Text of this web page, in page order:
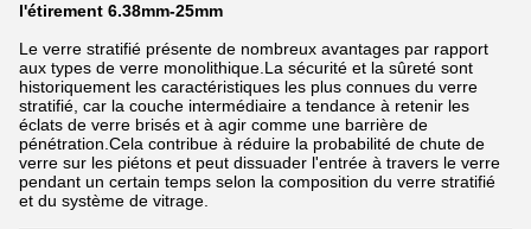
l'étirement 6.38mm-25mm
Le verre stratifié présente de nombreux avantages par rapport
aux types de verre monolithique.La sécurité et la sûreté sont
historiquement les caractéristiques les plus connues du verre
stratifié, car la couche intermédiaire a tendance à retenir les
éclats de verre brisés et à agir comme une barrière de
pénétration.Cela contribue à réduire la probabilité de chute de
verre sur les piétons et peut dissuader l'entrée à travers le verre
pendant un certain temps selon la composition du verre stratifié
et du système de vitrage.